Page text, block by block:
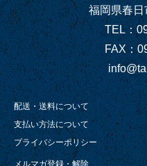
福岡県春
TEL：
FAX：
配送・送料について
支払い方法について
プライバシーポリシー
メルマガ登録・解除